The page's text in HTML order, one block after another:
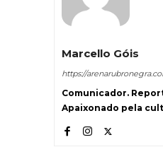
Marcello Góis
https://
Comunicador.
Apaixonado pela